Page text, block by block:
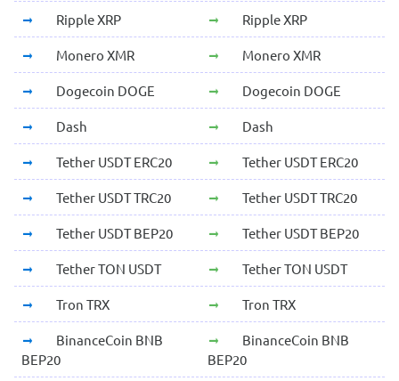
Ripple XRP Ripple XRP
Monero XMR Monero XMR
Dogecoin DOGE Dogecoin DOGE
Dash Dash
Tether USDT ERC20 Tether USDT ERC20
Tether USDT TRC20 Tether USDT TRC20
Tether USDT BEP20 Tether USDT BEP20
Tether TON USDT Tether TON USDT
Tron TRX Tron TRX
BinanceCoin BNB
BEP20
BinanceCoin BNB
BEP20